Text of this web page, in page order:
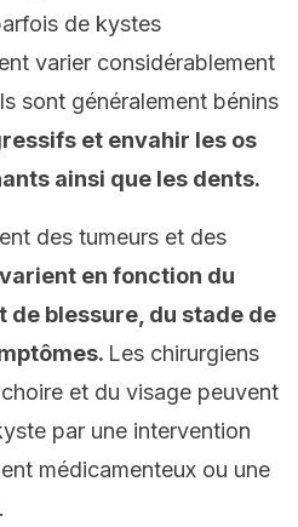
de kystes
varier considérablement
sont généralement bénins
et envahir les os
ainsi que les dents.
des tumeurs et des
varient en fonction du
de blessure, du stade de
Les chirurgiens
et du visage peuvent
par une intervention
médicamenteux ou une